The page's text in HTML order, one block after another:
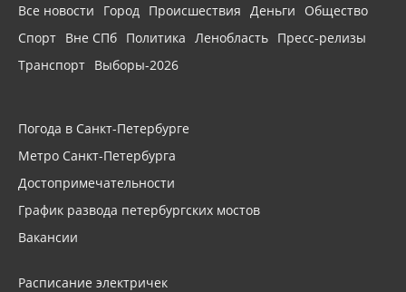
Все новости Город Происшествия Деньги
Общество
Спорт Вне СПб Политика Ленобласть Пресс-релизы
Транспорт Выборы-2026
Погода в Санкт-Петербурге
Метро Санкт-Петербурга
Достопримечательности
График развода петербургских мостов
Вакансии
Расписание электричек